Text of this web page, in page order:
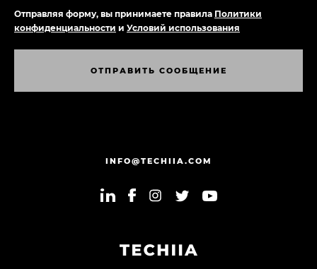
Отправляя форму, вы принимаете правила Политики
конфиденциальности и Условий использования
ОТП РАВИТЬ СООБЩЕНИЕ
INFO@TECHIIA.COM